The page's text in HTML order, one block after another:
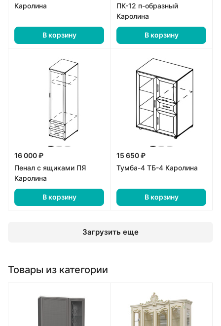
Каролина
В корзину
ПК-12 п-образный
Каролина
В корзину
16 000 ₽
Пенал с ящиками ПЯ
Каролина
В корзину
15 650 ₽
Тумба-4 ТБ-4 Каролина
В корзину
Загрузить еще
Товары из категории